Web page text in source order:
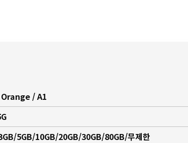
/ A1
5GB/10GB/20GB/30GB/80GB/무제한